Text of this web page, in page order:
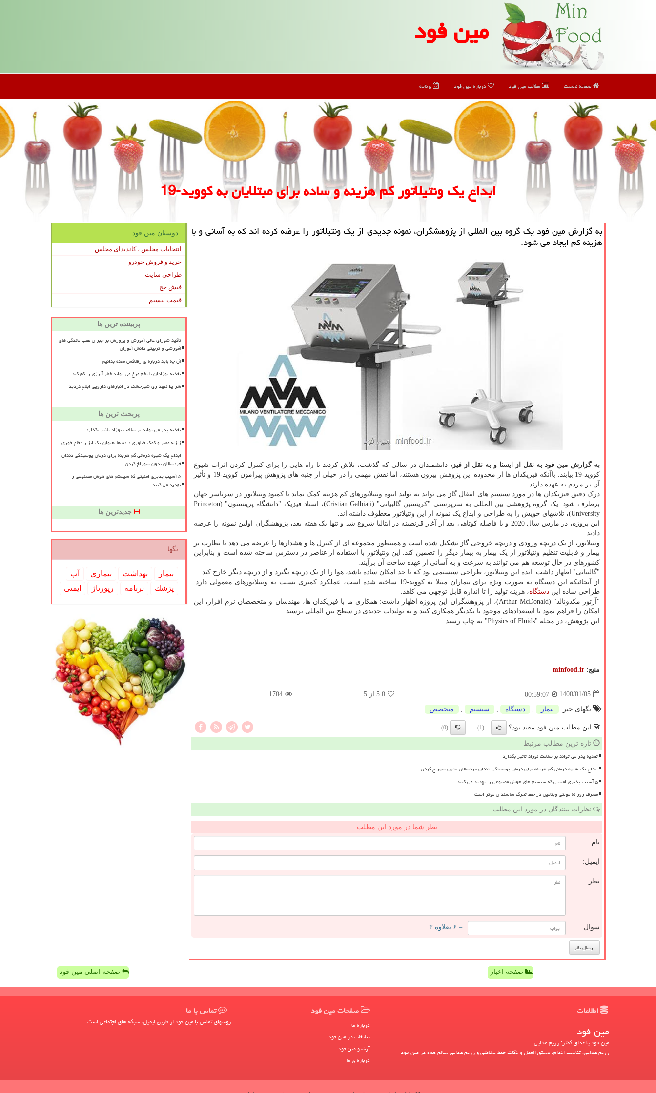
مین فود
صفحه نخست مطالب مین فود درباره مین فود برنامه
ابداع یك ونتیلاتور كم هزینه و ساده برای مبتلایان به كووید-19
به گزارش مین فود یک گروه بین المللی از پژوهشگران، نمونه جدیدی از یک ونتیلاتور را عرضه کرده اند که به آسانی و با
هزینه کم ایجاد می شود.
به گزارش مین فود به نقل از ایسنا و به نقل از فیز،دانشمندان در سالی که گذشت، تلاش کردند تا راه هایی را برای کنترل کردن اثرات شیوع
کووید-19 بیابند. باآنکه فیزیکدان ها از محدوده این پژوهش بیرون هستند، اما نقش مهمی را در خیلی از جنبه های پژوهش پیرامون کووید-19 و تأثیر
آن بر مردم به عهده دارند.
درک دقیق فیزیکدان ها در مورد سیستم های انتقال گاز می تواند به تولید انبوه ونتیلاتورهای کم هزینه کمک نماید تا کمبود ونتیلاتور در سرتاسر جهان
برطرف شود. یک گروه پژوهشی بین المللی به سرپرستی "کریستین گالبیاتی" (Cristian Galbiati)، استاد فیزیک "دانشگاه پرینستون" (Princeton
University)، تلاشهای خویش را به طراحی و ابداع یک نمونه از این ونتیلاتور معطوف داشته اند.
این پروژه، در مارس سال 2020 و با فاصله کوتاهی بعد از آغاز قرنطینه در ایتالیا شروع شد و تنها یک هفته بعد، پژوهشگران اولین نمونه را عرضه
دادند.
ونتیلاتور، از یک دریچه ورودی و دریچه خروجی گاز تشکیل شده است و همینطور مجموعه ای از کنترل ها و هشدارها را عرضه می دهد تا نظارت بر
بیمار و قابلیت تنظیم ونتیلاتور از یک بیمار به بیمار دیگر را تضمین کند. این ونتیلاتور با استفاده از عناصر در دسترس ساخته شده است و بنابراین
کشورهای در حال توسعه هم می توانند به سرعت و به آسانی از عهده ساخت آن برآیند.
"گالبیاتی" اظهار داشت: ایده این ونتیلاتور، طراحی سیستمی بود که تا حد امکان ساده باشد، هوا را از یک دریچه بگیرد و از دریچه دیگر خارج کند.
از آنجائیکه این دستگاه به صورت ویژه برای بیماران مبتلا به کووید-19 ساخته شده است، عملکرد کمتری نسبت به ونتیلاتورهای معمولی دارد.
طراحی ساده این دستگاه، هزینه تولید را تا اندازه قابل توجهی می کاهد.
"آرتور مکدونالد" (Arthur McDonald)، از پژوهشگران این پروژه اظهار داشت: همکاری ما با فیزیکدان ها، مهندسان و متخصصان نرم افزار، این
امکان را فراهم نمود تا استعدادهای موجود با یکدیگر همکاری کنند و به تولیدات جدیدی در سطح بین المللی برسند.
این پژوهش، در مجله "Physics of Fluids" به چاپ رسید.
منبع: minfood.ir
1400/01/05
00:59:07
5.0 از 5 1704
تگهای خبر: بیمار دستگاه سیستم متخصص
این مطلب مین فود مفید بود؟ (1)
(0)
تازه ترین مطالب مرتبط
تغذیه پدر می تواند بر سلامت نوزاد تاثیر بگذارد
ابداع یک شیوه درمانی کم هزینه برای درمان پوسیدگی دندان خردسالان بدون سوراخ کردن
۵ آسیب پذیری امنیتی که سیستم های هوش مصنوعی را تهدید می کنند
مصرف روزانه مولتی ویتامین در حفظ تحرک سالمندان موثر است
نظرات بینندگان در مورد این مطلب
نظر شما در مورد این مطلب
نام:
ایمیل:
نظر:
سوال: = ۶ بعلاوه ۳
دوستان مین فود
انتخابات مجلس ، کاندیدای مجلس
خرید و فروش خودرو
طراحی سایت
فیش حج
قیمت بیسیم
پربیننده ترین ها
تأکید شورای عالی آموزش و پرورش بر جبران عقب ماندگی های
آموزشی و تربیتی دانش آموزان
آن چه باید درباره ی رفلاکس معده بدانیم
تغذیه نوزادان با تخم مرغ می تواند خطر آلرژی را کم کند
شرایط نگهداری شیرخشک در انبارهای دارویی ابلاغ گردید
پربحث ترین ها
تغذیه پدر می تواند بر سلامت نوزاد تاثیر بگذارد
زلزله مصر و کمک فناوری داده ها بعنوان یک ابزار دفاع فوری
ابداع یک شیوه درمانی کم هزینه برای درمان پوسیدگی دندان
خردسالان بدون سوراخ کردن
۵ آسیب پذیری امنیتی که سیستم های هوش مصنوعی را
تهدید می کنند
جدیدترین ها
تگها
بیمار بهداشت بیماری
آب
پزشك
برنامه رپورتاژ ایمنی
صفحه اخبار صفحه اصلی مین فود
اطلاعات
مین فود
مین فود یا غذای کمتر: رژیم غذایی
رژیم غذایی، تناسب اندام، دستورالعمل و نکات حفظ سلامتی و رژیم غذایی سالم همه در مین فود
صفحات مین فود
درباره ما
تبلیغات در مین فود
آرشیو مین فود
درباره ی ما
تماس با ما
روشهای تماس با مین فود از طریق ایمیل، شبکه های اجتماعی است